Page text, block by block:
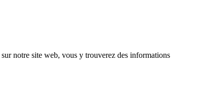
sur notre site web, vous y trouverez des informations